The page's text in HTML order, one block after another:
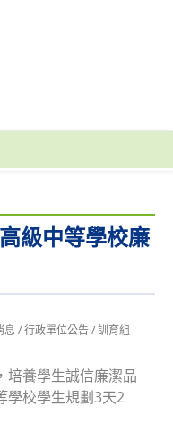
級中等學校廉
息 /行政單位公告/訓育組
培養學生誠信廉潔品
學校學生規劃3天2